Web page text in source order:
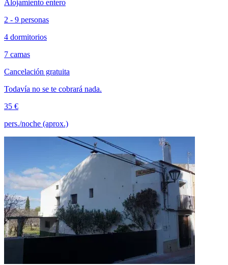
Alojamiento entero
2 - 9 personas
4 dormitorios
7 camas
Cancelación gratuita
Todavía no se te cobrará nada.
35 €
pers./noche (aprox.)